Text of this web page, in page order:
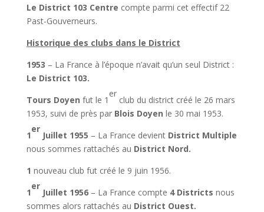
Le District 103 Centre compte parmi cet effectif 22
Past-Gouverneurs.
Historique des clubs dans le District
1953 – La France à l’époque n’avait qu’un seul District :
Le District 103.
Tours Doyen fut le 1
er
club du district créé le 26 mars
1953, suivi de près par Blois Doyen le 30 mai 1953.
1
er
Juillet 1955 – La France devient District Multiple
nous sommes rattachés au District Nord.
1 nouveau club fut créé le 9 juin 1956.
1
er
Juillet 1956– La France compte 4 Districts nous
sommes alors rattachés au District Ouest.